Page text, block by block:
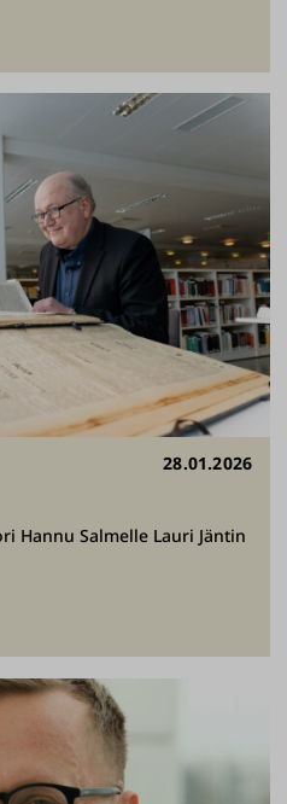
28.01.2026
Hannu Salmelle Lauri Jäntin